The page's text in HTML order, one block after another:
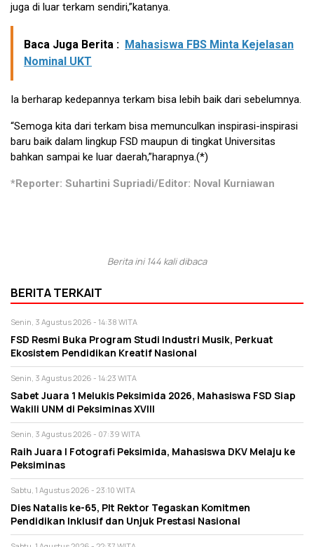
juga di luar terkam sendiri,”katanya.
Baca Juga Berita : Mahasiswa FBS Minta Kejelasan
Nominal UKT
Ia berharap kedepannya terkam bisa lebih baik dari sebelumnya.
“Semoga kita dari terkam bisa memunculkan inspirasi-inspirasi
baru baik dalam lingkup FSD maupun di tingkat Universitas
bahkan sampai ke luar daerah,”harapnya.(*)
*Reporter: Suhartini Supriadi/Editor: Noval Kurniawan
Berita ini 144 kali dibaca
BERITA TERKAIT
Senin, 3 Agustus 2026 - 14:38 WITA
FSD Resmi Buka Program Studi Industri Musik, Perkuat
Ekosistem Pendidikan Kreatif Nasional
Senin, 3 Agustus 2026 - 14:23 WITA
Sabet Juara 1 Melukis Peksimida 2026, Mahasiswa FSD Siap
Wakili UNM di Peksiminas XVIII
Senin, 3 Agustus 2026 - 07:39 WITA
Raih Juara I Fotografi Peksimida, Mahasiswa DKV Melaju ke
Peksiminas
Sabtu, 1 Agustus 2026 - 23:10 WITA
Dies Natalis ke-65, Plt Rektor Tegaskan Komitmen
Pendidikan Inklusif dan Unjuk Prestasi Nasional